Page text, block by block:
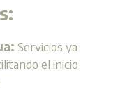
Servicios ya
el inicio